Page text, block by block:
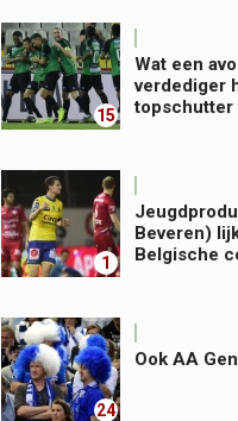
15
Wat een
verdediger
topschutter
1
Beveren)
Belgische
24
Ook AA